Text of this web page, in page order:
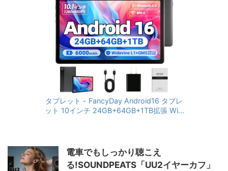
タブレット - FancyDay Android16 タブレ
ット 10インチ 24GB+64GB+1TB拡張 WiFi
RGBライト 児童守護 IPS画面 日本語説明書
電車でもしっかり聴こえ
る!SOUNDPEATS「UU2イヤーカフ」